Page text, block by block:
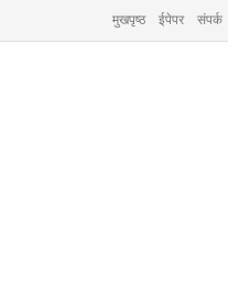
मुखपृष्ठ ईपेपर संपर्क